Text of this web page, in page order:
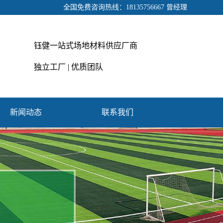
全国免费咨询热线：18135756667 曾经理
钰健一站式场地材料供应厂商
独立工厂 | 优质团队
新闻动态 联系我们